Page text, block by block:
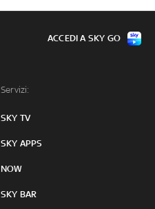
Servizi:
SKY TV
SKY APPS
NOW
SKY BAR
ACCEDI A SKY GO